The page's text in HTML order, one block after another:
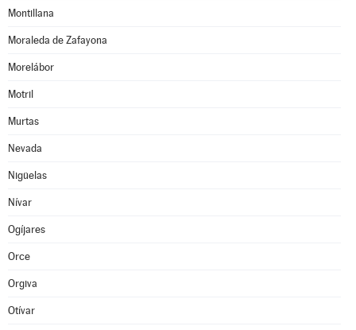
Montillana
Moraleda de Zafayona
Morelábor
Motril
Murtas
Nevada
Nigüelas
Nívar
Ogíjares
Orce
Orgiva
Otívar